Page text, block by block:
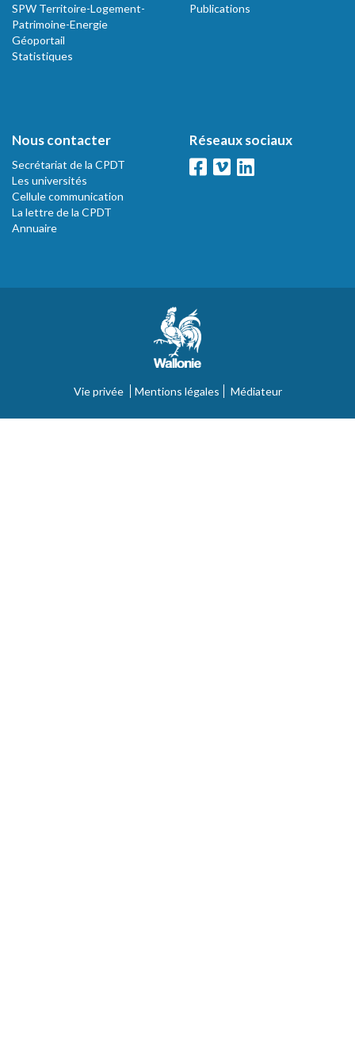
SPW Territoire-Logement-
Patrimoine-Energie
Géoportail
Statistiques
Publications
Nous contacter
Secrétariat de la CPDT
Les universités
Cellule communication
La lettre de la CPDT
Annuaire
Réseaux sociaux
Vie privée Mentions légales Médiateur